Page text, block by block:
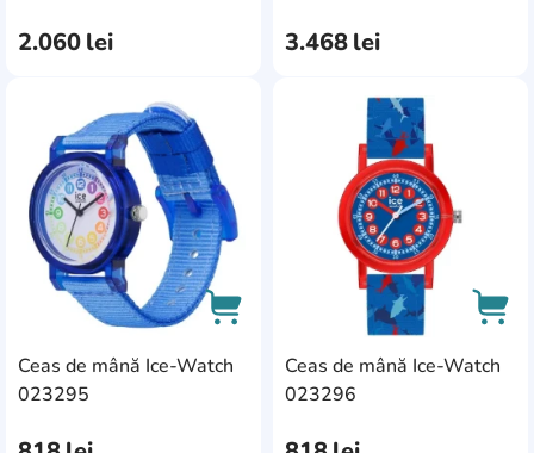
2.060lei 3.468lei
Ceas de mână Ice-Watch
023295
AddCardToFavourite
AddCardToCart
Ceas de mână Ice-Watch
023296